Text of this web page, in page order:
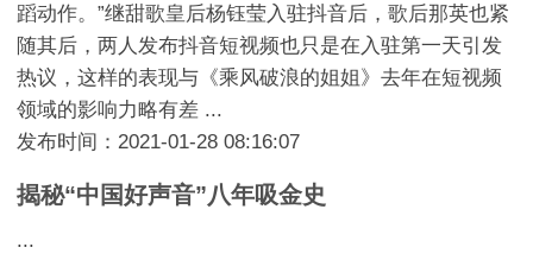
蹈动作。”继甜歌皇后杨钰莹入驻抖音后，歌后那英也紧
随其后，两人发布抖音短视频也只是在入驻第一天引发
热议，这样的表现与《乘风破浪的姐姐》去年在短视频
领域的影响力略有差 ...
发布时间：2021-01-28 08:16:07
揭秘“中国好声音”八年吸金史
...